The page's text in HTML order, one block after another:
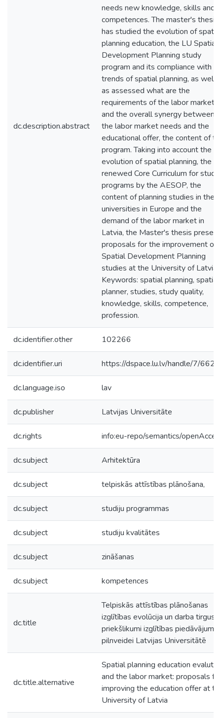
dc.description.abstract
needs new knowledge, skills and
competences. The master's thesis
has studied the evolution of spatial
planning education, the LU Spatial
Development Planning study
program and its compliance with
trends of spatial planning, as well
as assessed what are the
requirements of the labor market
and the overall synergy between
the labor market needs and the
educational offer, the content of
program. Taking into account the
evolution of spatial planning, the
renewed Core Curriculum for study
programs by the AESOP, the
content of planning studies in the
universities in Europe and the
demand of the labor market in
Latvia, the Master's thesis
proposals for the improvement of
Spatial Development Planning
studies at the University of Latvia.
Keywords: spatial planning, spatial
planner, studies, study quality,
knowledge, skills, competence,
profession.
dc.identifier.other 102266
dc.identifier.uri https://dspace.lu.lv/handle/7/
dc.language.iso lav
dc.publisher Latvijas Universitāte
dc.rights info:eu-repo/semantics/
dc.subject Arhitektūra
dc.subject telpiskās attīstības plānošana,
dc.subject studiju programmas
dc.subject studiju kvalitātes
dc.subject zināšanas
dc.subject kompetences
dc.title
Telpiskās attīstības plānošanas
izglītības evolūcija un darba tirgus:
priekšlikumi izglītības piedāvājuma
pilnveidei Latvijas Universitātē
dc.title.alternative
Spatial planning education
and the labor market: proposals for
improving the education offer at
University of Latvia